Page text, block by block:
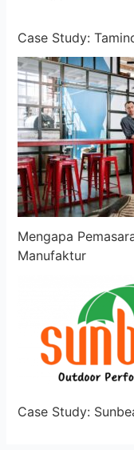
Case Study:
Mengapa
Manufaktur
Case Study: